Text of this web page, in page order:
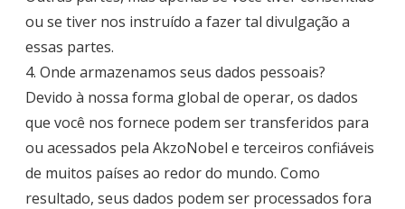
ou se tiver nos instruído a fazer tal divulgação a
essas partes.
4. Onde armazenamos seus dados pessoais?
Devido à nossa forma global de operar, os dados
que você nos fornece podem ser transferidos para
ou acessados pela AkzoNobel e terceiros confiáveis
de muitos países ao redor do mundo. Como
resultado, seus dados podem ser processados fora